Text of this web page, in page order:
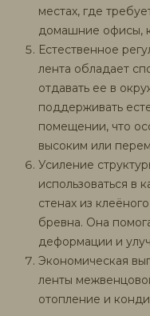
местах, где
домашние офисы,
Естественное
лента обладает
отдавать ее в
поддерживать
помещении, что
высоким или
Усиление
использоваться в
стенах из
бревна. Она
деформации и
Экономическая
ленты
отопление и